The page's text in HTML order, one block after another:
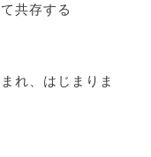
共存する
れ、はじまりま